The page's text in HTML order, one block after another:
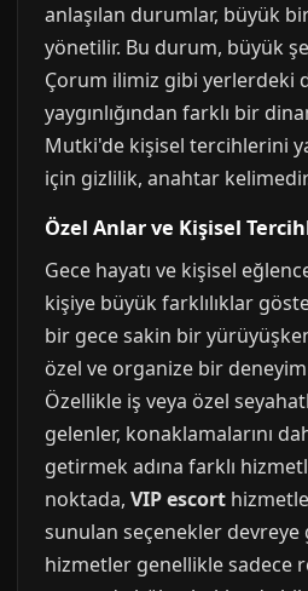
anlaşılan durumlar, büyük
yönetilir. Bu durum, büyük
Çorum ilimiz gibi yerlerdeki
yaygınlığından farklı bir
Mutki'de kişisel tercihlerini
için gizlilik, anahtar
Özel Anlar ve Kişisel
Gece hayatı ve kişisel
kişiye büyük farklılıklar
bir gece sakin bir
özel ve organize bir
Özellikle iş veya özel
gelenler, konaklamalarını
getirmek adına farklı
noktada, VIP escort
sunulan seçenekler devreye
hizmetler genellikle sadece